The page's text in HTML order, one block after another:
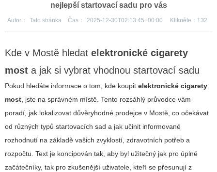
nejlepší startovací sadu pro vás
Autor： Tato stránka Čas： 2025-12-30T02:13:45+00:00 Klikněte： 132
Kde v Mostě hledat elektronické cigarety
most a jak si vybrat vhodnou startovací sadu
Pokud hledáte informace o tom, kde koupit elektronické cigarety
most, jste na správném místě. Tento rozsáhlý průvodce vám
poradí, jak lokalizovat důvěryhodné prodejce v Mostě, co očekávat
od různých typů startovacích sad a jak učinit informované
rozhodnutí na základě vašich zvyklostí, zdravotních potřeb a
rozpočtu. Text je koncipován tak, aby byl užitečný jak pro úplné
začátečníky, tak pro zkušenější uživatele, kteří se přesunují z